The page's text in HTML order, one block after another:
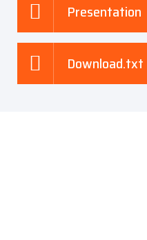
Presentation
Download.txt